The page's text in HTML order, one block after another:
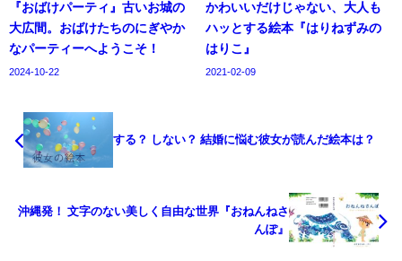
『おばけパーティ』古いお城の
大広間。おばけたちのにぎやか
なパーティーへようこそ！
2024-10-22
かわいいだけじゃない、大人も
ハッとする絵本『はりねずみの
はりこ』
2021-02-09
する？ しない？ 結婚に悩む彼女が読んだ絵本は？
沖縄発！ 文字のない美しく自由な世界『おねんねさ
んぽ』